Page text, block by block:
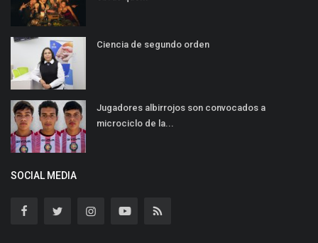
Ciencia de segundo orden
Jugadores albirrojos son convocados a
microciclo de la...
SOCIAL MEDIA